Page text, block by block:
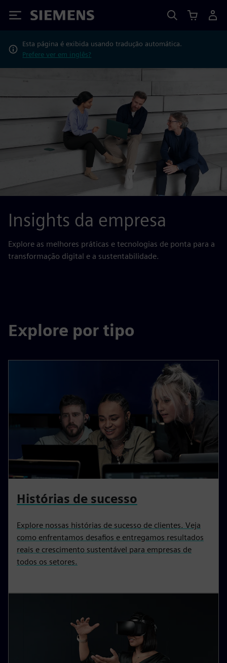
Siemens
Esta página é exibida usando tradução automática.
Prefere ver em inglês?
Insights da empresa
Explore as melhores práticas e tecnologias de ponta para a
transformação digital e a sustentabilidade.
Explore por tipo
Histórias de sucesso
Explore nossas histórias de sucesso de clientes. Veja
como enfrentamos desafios e entregamos resultados
reais e crescimento sustentável para empresas de
todos os setores.